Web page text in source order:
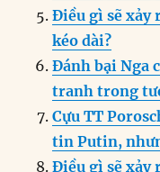
Điều gì sẽ xảy
kéo dài?
Đánh bại Nga
tranh trong
Cựu TT
tin Putin,
Điều gì sẽ xảy